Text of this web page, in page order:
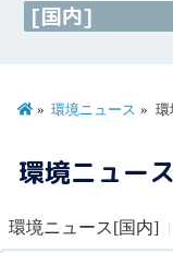
[国内]
環境ニュース 環
環境ニュー
環境ニュース[国内]